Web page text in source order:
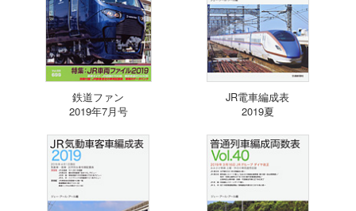
鉄道ファン
2019年7月号
JR電車編成表
2019夏